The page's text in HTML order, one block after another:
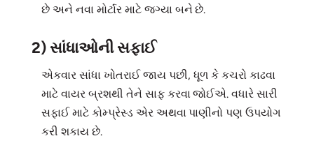
છે અને નવા મોર્ટાર માટે જગ્યા બને છે.
2) સાંધાઓની સફાઈ
એકવાર સાંધા ખોતરાઈ જાય પછી, ધૂળ કે કચરો કાઢવા
માટે વાયર બ્રશથી તેને સાફ કરવા જોઈએ. વધારે સારી
સફાઈ માટે કોમ્પ્રેસ્ડ એર અથવા પાણીનો પણ ઉપયોગ
કરી શકાય છે.